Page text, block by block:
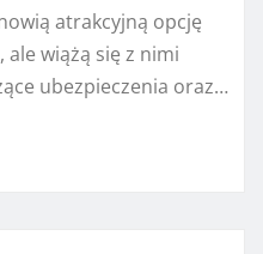
atrakcyjną opcję
wiążą się z nimi
ubezpieczenia oraz…